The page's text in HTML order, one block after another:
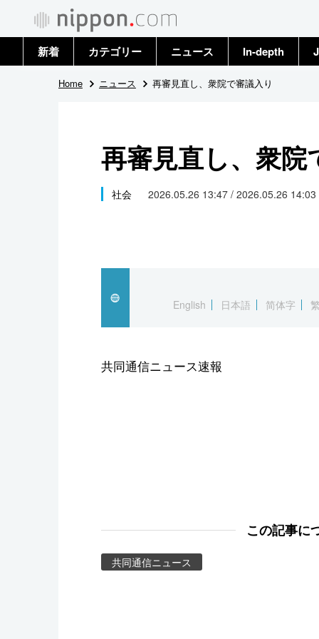
新着 カテゴリー
政治・外交
国際
科学・技術
暮らし
ニュース
トップ
In-depth
Home ニュース 再審見直し、衆院で審議入り
再審見直し、衆院
社会 2026.05.26 13:47 / 2026.05.26 14:03
English 日本語 简体字
共同通信ニュース速報
この記事に
共同通信ニュース